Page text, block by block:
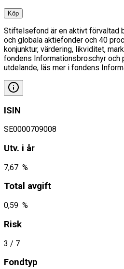
Köp
Stiftelsefond är en aktivt förvaltad
och globala aktiefonder och 40
konjunktur, värdering, likviditet,
fondens Informationsbroschyr och
utdelande, läs mer i fondens
ISIN
SE0000709008
Utv. i år
7,67 %
Total avgift
0,59 %
Risk
3 / 7
Fondtyp